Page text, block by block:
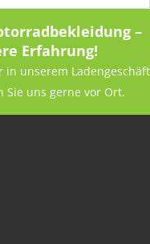
–
Erfahrung!
in unserem Ladengeschäft
Sie uns gerne vor Ort.